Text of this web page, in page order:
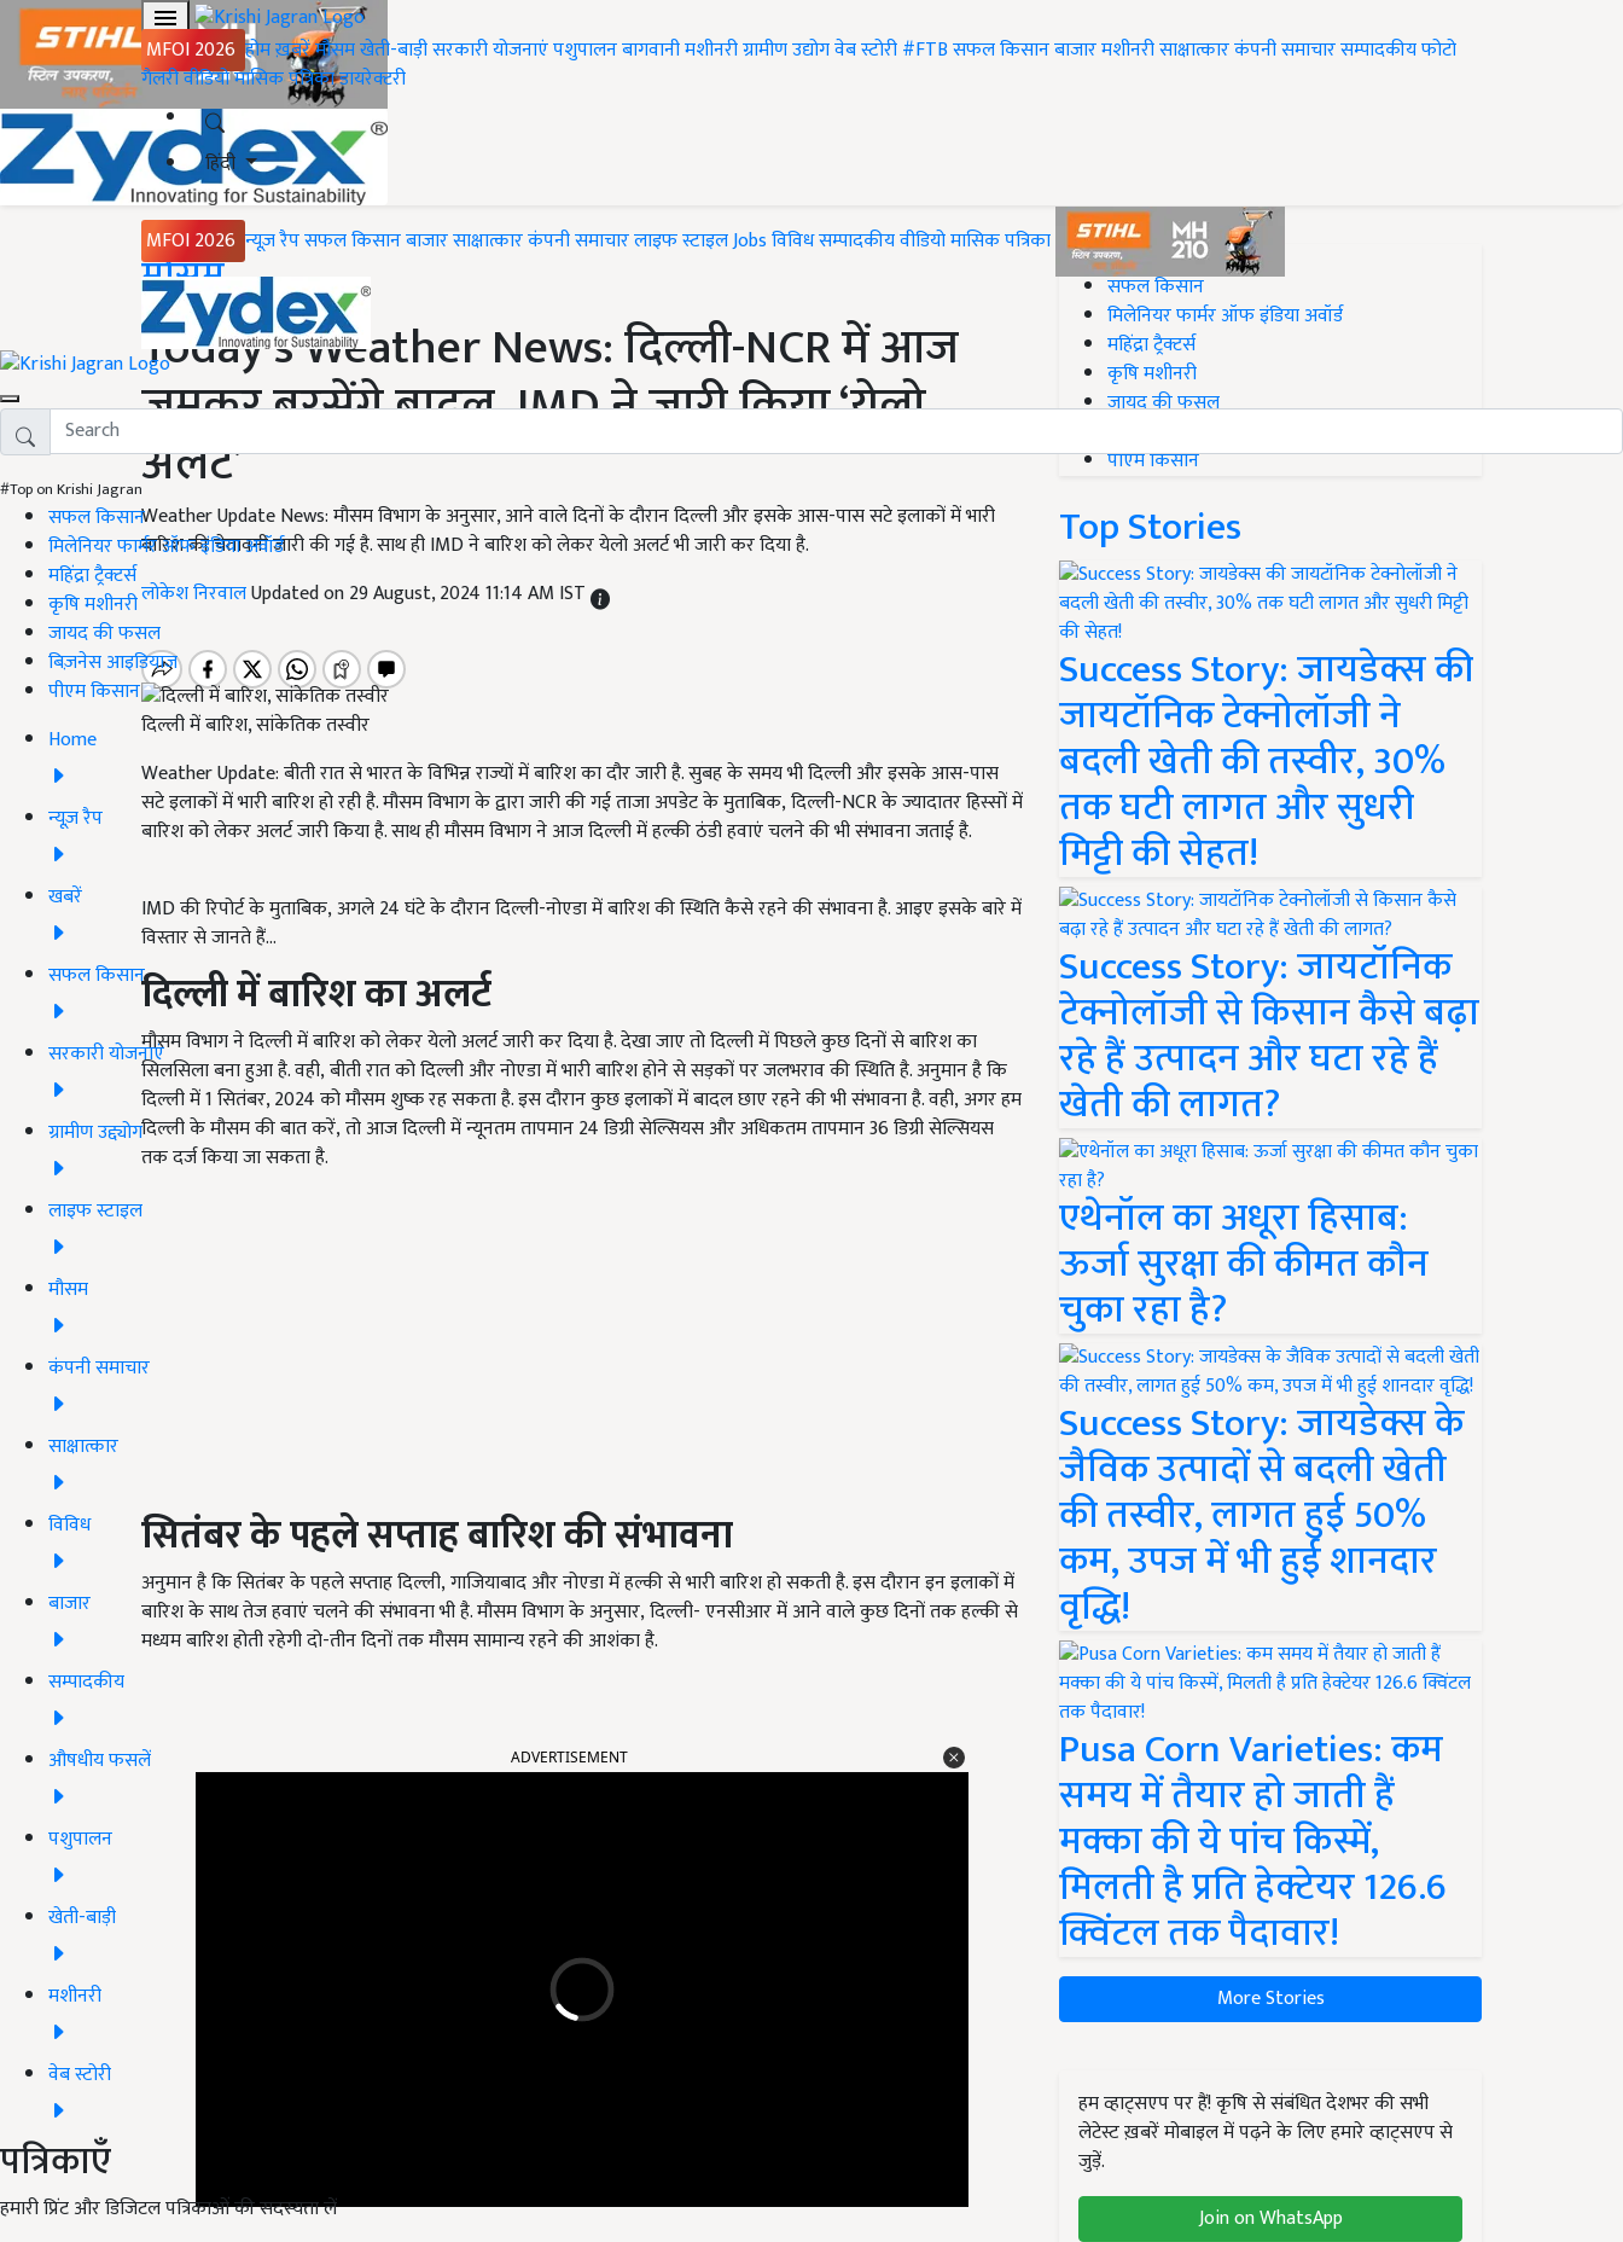
MFOI 2026 होमख़बरेंमौसमखेती-बाड़ीसरकारी योजनाएंपशुपालनबागवानीमशीनरीग्रामीण उद्योगवेब स्टोरी#FTBसफल किसानबाजारमशीनरीसाक्षात्कारकंपनी समाचारसम्पादकीयफोटो
गैलरीवीडियोमासिक पत्रिकाडायरेक्टरी
हिंदी
MFOI 2026 न्यूज़ रैपसफल किसानबाजारसाक्षात्कारकंपनी समाचारलाइफ स्टाइलJobsविविधसम्पादकीयवीडियोमासिक पत्रिका
#Top on Krishi Jagran
सफल किसान
मिलेनियर फार्मर ऑफ इंडिया अवॉर्ड
महिंद्रा ट्रैक्टर्स
कृषि मशीनरी
जायद की फसल
बिज़नेस आइडियाज
पीएम किसान
Home
न्यूज़ रैप
खबरें
सफल किसान
सरकारी योजनाएं
ग्रामीण उद्द्योग
लाइफ स्टाइल
मौसम
कंपनी समाचार
साक्षात्कार
विविध
बाजार
सम्पादकीय
औषधीय फसलें
पशुपालन
खेती-बाड़ी
मशीनरी
वेब स्टोरी
पत्रिकाएँ
हमारी प्रिंट और डिजिटल पत्रिकाओं की सदस्यता लें
Home
मौसम
Today’s Weather News: दिल्ली-NCR में आज
जमकर बरसेंगे बादल, IMD ने जारी किया ‘येलो
अलर्ट’
Weather Update News: मौसम विभाग के अनुसार, आने वाले दिनों के दौरान दिल्ली और इसके आस-पास सटे इलाकों में भारी
बारिश की चेतावनी जारी की गई है. साथ ही IMD ने बारिश को लेकर येलो अलर्ट भी जारी कर दिया है.
लोकेश निरवालUpdated on 29 August, 2024 11:14 AM IST
दिल्ली में बारिश, सांकेतिक तस्वीर
Weather Update: बीती रात से भारत के विभिन्न राज्यों में बारिश का दौर जारी है. सुबह के समय भी दिल्ली और इसके आस-पास
सटे इलाकों में भारी बारिश हो रही है. मौसम विभाग के द्वारा जारी की गई ताजा अपडेट के मुताबिक, दिल्ली-NCR के ज्यादातर हिस्सों में
बारिश को लेकर अलर्ट जारी किया है. साथ ही मौसम विभाग ने आज दिल्ली में हल्की ठंडी हवाएं चलने की भी संभावना जताई है.
IMD की रिपोर्ट के मुताबिक, अगले 24 घंटे के दौरान दिल्ली-नोएडा में बारिश की स्थिति कैसे रहने की संभावना है. आइए इसके बारे में
विस्तार से जानते हैं...
दिल्ली में बारिश का अलर्ट
मौसम विभाग ने दिल्ली में बारिश को लेकर येलो अलर्ट जारी कर दिया है. देखा जाए तो दिल्ली में पिछले कुछ दिनों से बारिश का
सिलसिला बना हुआ है. वही, बीती रात को दिल्ली और नोएडा में भारी बारिश होने से सड़कों पर जलभराव की स्थिति है. अनुमान है कि
दिल्ली में 1 सितंबर, 2024 को मौसम शुष्क रह सकता है. इस दौरान कुछ इलाकों में बादल छाए रहने की भी संभावना है. वही, अगर हम
दिल्ली के मौसम की बात करें, तो आज दिल्ली में न्यूनतम तापमान 24 डिग्री सेल्सियस और अधिकतम तापमान 36 डिग्री सेल्सियस
तक दर्ज किया जा सकता है.
सितंबर के पहले सप्ताह बारिश की संभावना
अनुमान है कि सितंबर के पहले सप्ताह दिल्ली, गाजियाबाद और नोएडा में हल्की से भारी बारिश हो सकती है. इस दौरान इन इलाकों में
बारिश के साथ तेज हवाएं चलने की संभावना भी है. मौसम विभाग के अनुसार, दिल्ली- एनसीआर में आने वाले कुछ दिनों तक हल्की से
मध्यम बारिश होती रहेगी दो-तीन दिनों तक मौसम सामान्य रहने की आशंका है.
#Top on Krishi Jagran
सफल किसान
मिलेनियर फार्मर ऑफ इंडिया अवॉर्ड
महिंद्रा ट्रैक्टर्स
कृषि मशीनरी
जायद की फसल
पीएम किसान
Top Stories
Success Story: जायडेक्स की
जायटॉनिक टेक्नोलॉजी ने
बदली खेती की तस्वीर, 30%
तक घटी लागत और सुधरी
मिट्टी की सेहत!
Success Story: जायटॉनिक
टेक्नोलॉजी से किसान कैसे बढ़ा
रहे हैं उत्पादन और घटा रहे हैं
खेती की लागत?
एथेनॉल का अधूरा हिसाब:
ऊर्जा सुरक्षा की कीमत कौन
चुका रहा है?
Success Story: जायडेक्स के
जैविक उत्पादों से बदली खेती
की तस्वीर, लागत हुई 50%
कम, उपज में भी हुई शानदार
वृद्धि!
Pusa Corn Varieties: कम
समय में तैयार हो जाती हैं
मक्का की ये पांच किस्में,
मिलती है प्रति हेक्टेयर 126.6
क्विंटल तक पैदावार!
More Stories
हम व्हाट्सएप पर हैं! कृषि से संबंधित देशभर की सभी
लेटेस्ट ख़बरें मोबाइल में पढ़ने के लिए हमारे व्हाट्सएप से
जुड़ें.
Join on WhatsApp